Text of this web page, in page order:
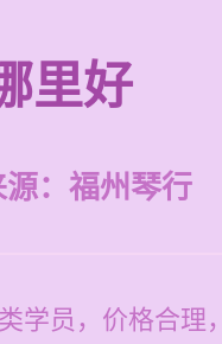
里好
： 福州琴行
学员，价格合理